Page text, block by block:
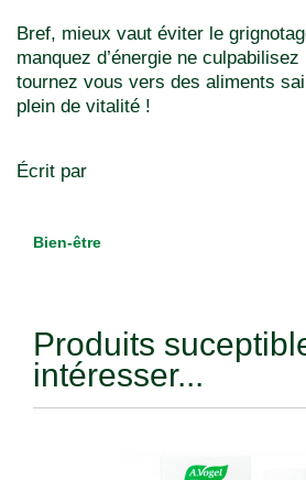
Bref, mieux vaut éviter le
manquez d’énergie ne
tournez vous vers des aliments
plein de vitalité !
Écrit par
Bien-être
Produits
intéresser...